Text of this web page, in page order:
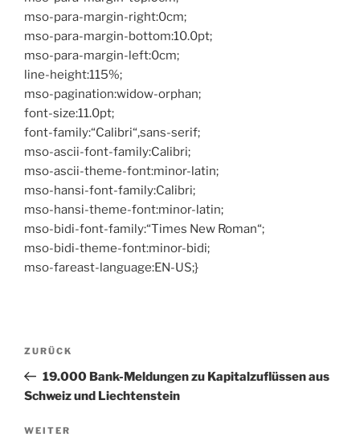
mso-para-margin-right:0cm;
mso-para-margin-bottom:10.0pt;
mso-para-margin-left:0cm;
line-height:115%;
mso-pagination:widow-orphan;
font-size:11.0pt;
font-family:“Calibri“,sans-serif;
mso-ascii-font-family:Calibri;
mso-ascii-theme-font:minor-latin;
mso-hansi-font-family:Calibri;
mso-hansi-theme-font:minor-latin;
mso-bidi-font-family:“Times New Roman“;
mso-bidi-theme-font:minor-bidi;
mso-fareast-language:EN-US;}
Beitragsnavigation
Vorheriger
Beitrag
ZURÜCK
19.000 Bank-Meldungen zu Kapitalzuflüssen aus
Schweiz und Liechtenstein
Nächster
WEITER